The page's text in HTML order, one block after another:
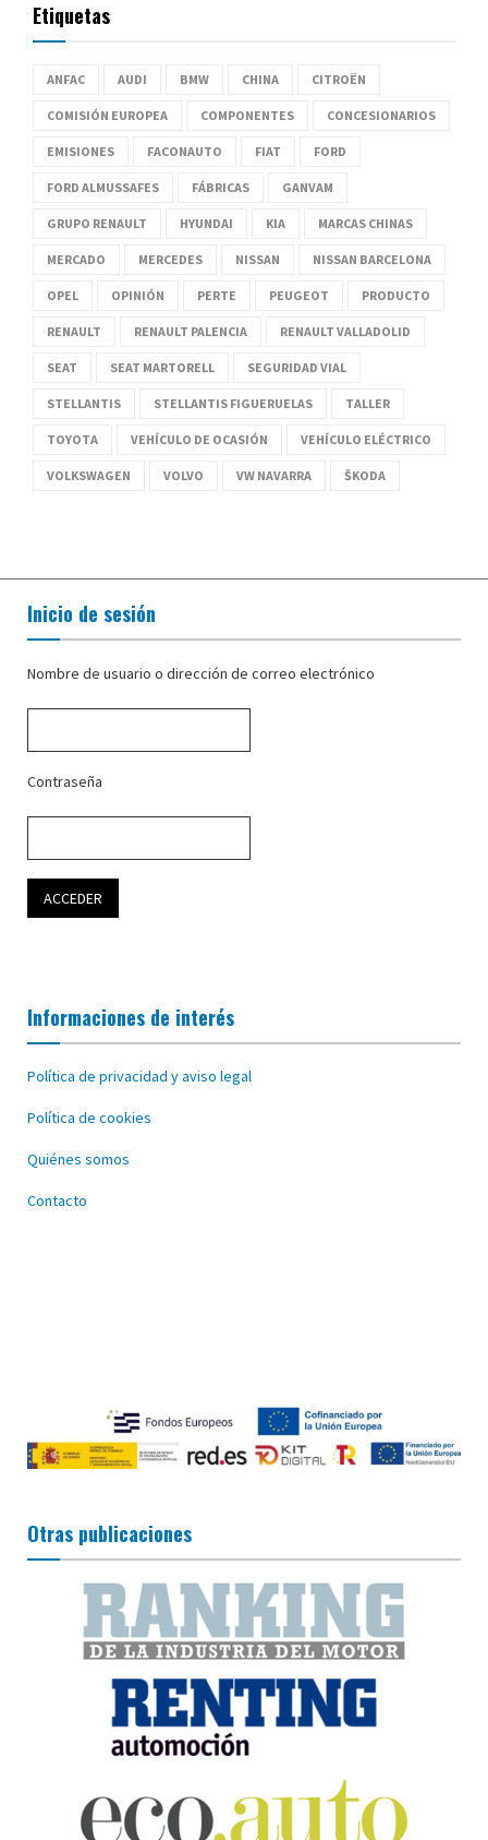
Etiquetas
ANFAC AUDI BMW CHINA CITROËN
COMISIÓN EUROPEA COMPONENTES CONCESIONARIOS
EMISIONES FACONAUTO FIAT FORD
FORD ALMUSSAFES FÁBRICAS GANVAM
GRUPO RENAULT HYUNDAI KIA MARCAS CHINAS
MERCADO MERCEDES NISSAN NISSAN BARCELONA
OPEL OPINIÓN PERTE PEUGEOT PRODUCTO
RENAULT RENAULT PALENCIA RENAULT VALLADOLID
SEAT SEAT MARTORELL SEGURIDAD VIAL
STELLANTIS STELLANTIS FIGUERUELAS TALLER
TOYOTA VEHÍCULO DE OCASIÓN VEHÍCULO ELÉCTRICO
VOLKSWAGEN VOLVO VW NAVARRA ŠKODA
Inicio de sesión
Nombre de usuario o dirección de correo electrónico
Contraseña
Informaciones de interés
Política de privacidad y aviso legal
Política de cookies
Quiénes somos
Contacto
Otras publicaciones